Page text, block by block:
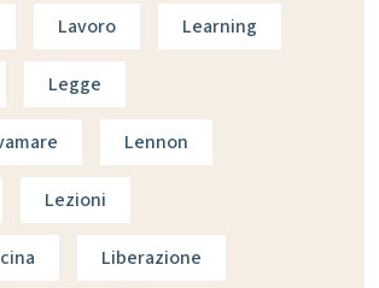
Lavoro Learning
Legge
Lennon
Lezioni
Liberazione